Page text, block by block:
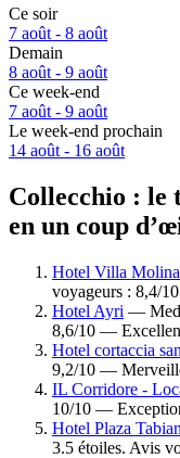
Ce soir
7 août - 8 août
Demain
8 août - 9 août
Ce week-end
7 août - 9 août
Le week-end prochain
14 août - 16 août
Collecchio : le
en un coup
Hotel Villa
voyageurs : 8,4/
Hotel Ayri —
8,6/10 —
Hotel cortaccia
9,2/10 —
IL Corridore -
10/10 —
Hotel Plaza
3.5 étoiles. Avis